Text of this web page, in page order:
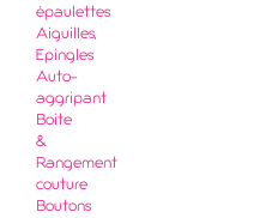
épaulettes
Aiguilles,
Epingles
Auto-
aggripant
Boite
&
Rangement
couture
Boutons